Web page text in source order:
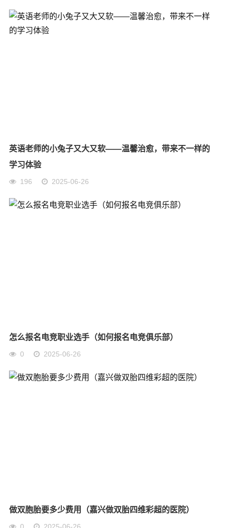
英语老师的小兔子又大又软——温馨治愈，带来不一样的
学习体验
196 2025-06-26
怎么报名电竞职业选手（如何报名电竞俱乐部）
0 2025-06-26
做双胞胎要多少费用（嘉兴做双胎四维彩超的医院）
0 2025-06-26